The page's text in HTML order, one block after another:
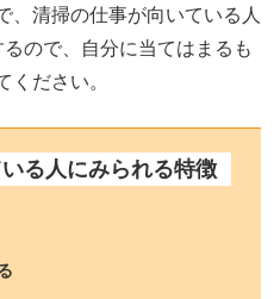
、清掃の仕事が向いている人
ので、自分に当てはまるも
ださい。
る人にみられる特徴